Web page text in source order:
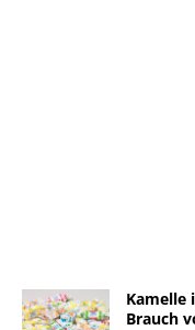
Kamelle
Brauch